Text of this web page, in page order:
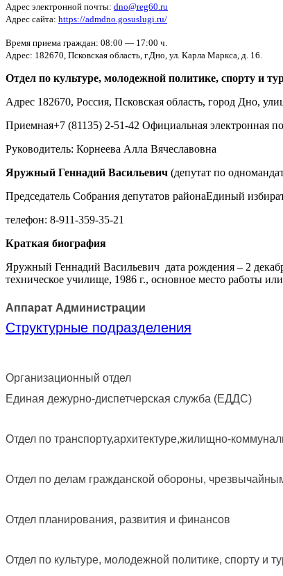
Адрес электронной почты: dno@reg60.ru
Адрес сайта: https://admdno.gosuslugi.ru/
Время приема граждан: 08:00 — 17:00 ч.
Адрес: 182670, Псковская область, г.Дно, ул. Карла Маркса, д. 16.
Отдел по культуре, молодежной политике, спорту и
Адрес 182670, Россия, Псковская область, город Дно,
Приемная+7 (81135) 2-51-42 Официальная электронная
Руководитель: Корнеева Алла Вячеславовна
Яружный Геннадий Васильевич (депутат по
Председатель Собрания депутатов районаЕдиный
телефон: 8-911-359-35-21
Краткая биография
Яружный Геннадий Васильевич дата рождения – 2
техническое училище, 1986 г., основное место работы
Аппарат Администрации
Структурные подразделения
Организационный отдел
Единая дежурно-диспетчерская служба (ЕДДС)
Отдел по транспорту,архитектуре,жилищно-
Отдел по делам гражданской обороны,
Отдел планирования, развития и финансов
Отдел по культуре, молодежной политике, спорту и